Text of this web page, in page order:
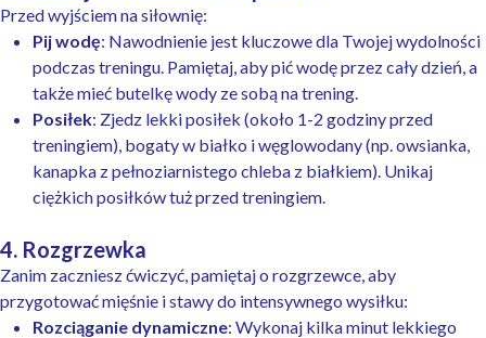
Przed wyjściem na siłownię:
Pij wodę: Nawodnienie jest kluczowe dla Twojej wydolności
podczas treningu. Pamiętaj, aby pić wodę przez cały dzień, a
także mieć butelkę wody ze sobą na trening.
Posiłek: Zjedz lekki posiłek (około 1-2 godziny przed
treningiem), bogaty w białko i węglowodany (np. owsianka,
kanapka z pełnoziarnistego chleba z białkiem). Unikaj
ciężkich posiłków tuż przed treningiem.
4. Rozgrzewka
Zanim zaczniesz ćwiczyć, pamiętaj o rozgrzewce, aby
przygotować mięśnie i stawy do intensywnego wysiłku:
Rozciąganie dynamiczne: Wykonaj kilka minut lekkiego